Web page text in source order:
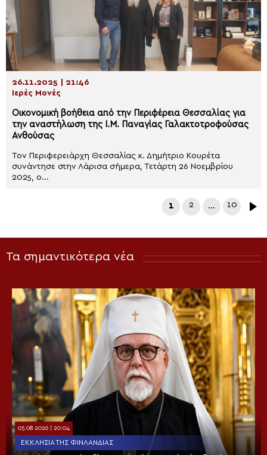
26.11.2025 | 21:46
Ιερές Μονές
Οικονομική βοήθεια από την Περιφέρεια Θεσσαλίας για
την αναστήλωση της Ι.Μ. Παναγίας Γαλακτοτροφούσας
Ανθούσας
Τον Περιφερειάρχη Θεσσαλίας κ. Δημήτριο Κουρέτα
συνάντησε στην Λάρισα σήμερα, Τετάρτη 26 Νοεμβρίου
2025, ο...
1 2 … 10
Τα σημαντικότερα νέα
05.08.2026 | 20:04
ΕΚΚΛΗΣΊΑ ΤΗΣ ΦΙΝΛΑΝΔΊΑΣ